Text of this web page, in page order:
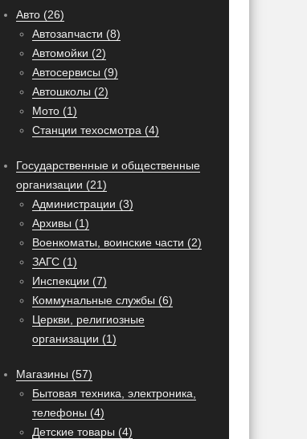
Авто (26)
Автозапчасти (8)
Автомойки (2)
Автосервисы (9)
Автошколы (2)
Мото (1)
Станции техосмотра (4)
Государственные и общественные
организации (21)
Администрации (3)
Архивы (1)
Военкоматы, воинские части (2)
ЗАГС (1)
Инспекции (7)
Коммунальные службы (6)
Церкви, религиозные
организации (1)
Магазины (57)
Бытовая техника, электроника,
телефоны (4)
Детские товары (4)